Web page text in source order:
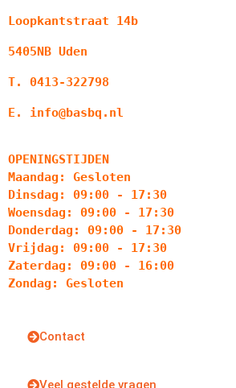
Loopkantstraat 14b
5405NB Uden
T. 0413-322798
E. info@basbq.nl
OPENINGSTIJDEN
Maandag: Gesloten
Dinsdag: 09:00 - 17:30
Woensdag: 09:00 - 17:30
Donderdag: 09:00 - 17:30
Vrijdag: 09:00 - 17:30
Zaterdag: 09:00 - 16:00
Zondag: Gesloten
Contact